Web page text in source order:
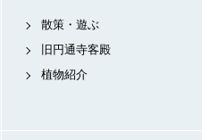
散策・遊ぶ
旧円通寺客殿
植物紹介